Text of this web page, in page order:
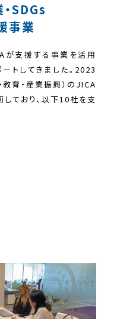
SDGs
事業
が支援する事業を活用
トしてきました。2023
育・産業振興）のJICA
ており、以下10社を支